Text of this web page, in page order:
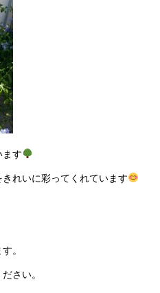
ます
れいに彩ってくれています
。
さい。